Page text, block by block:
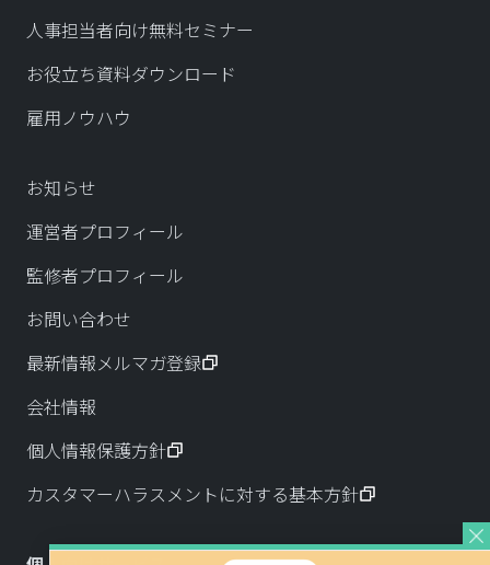
人事担当者向け無料セミナー
お役立ち資料ダウンロード
雇用ノウハウ
お知らせ
運営者プロフィール
監修者プロフィール
お問い合わせ
最新情報メルマガ登録
会社情報
個人情報保護方針
カスタマーハラスメントに対する基本方針